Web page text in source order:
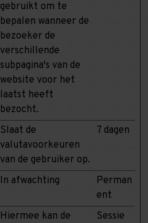
gebruikt om te
bepalen wanneer de
bezoeker de
verschillende
subpagina's van de
website voor het
laatst heeft
bezocht.
Slaat de
valutavoorkeuren
van de gebruiker op.
7 dagen
In afwachting
Perman
ent
Hiermee kan de
Sessie